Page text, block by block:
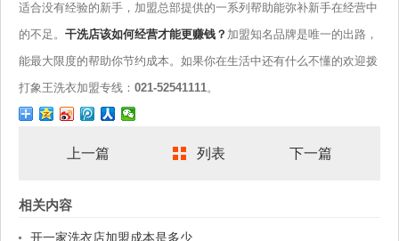
适合没有经验的新手，加盟总部提供的一系列帮助能弥补新手在经营中
的不足。 干洗店该如何经营才能更赚钱？ 加盟知名品牌是唯一的出路，
能最大限度的帮助你节约成本。如果你在生活中还有什么不懂的欢迎拨
打象王洗衣加盟专线： 021-52541111。
上一篇 列表 下一篇
相关内容
开一家洗衣店加盟成本是多少